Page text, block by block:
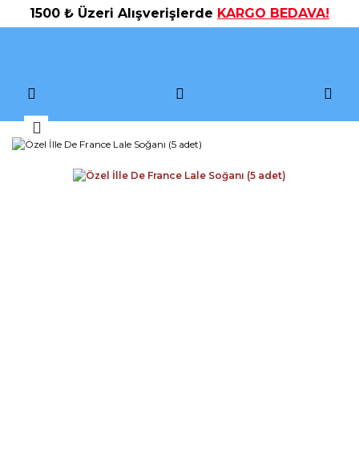
1500 ₺ Üzeri Alışverişlerde KARGO BEDAVA!